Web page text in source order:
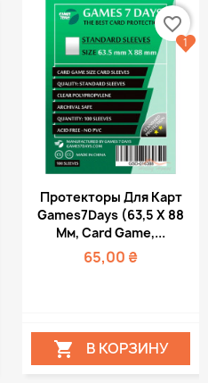
Протекторы Для Карт
Games7Days (63,5 Х 88
Мм, Card Game,...
65,00 ₴
 В КОРЗИНУ
favorite_border
1